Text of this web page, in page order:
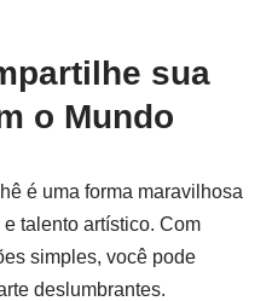
sua
o Mundo
é uma forma maravilhosa
talento artístico. Com
simples, você pode
deslumbrantes.